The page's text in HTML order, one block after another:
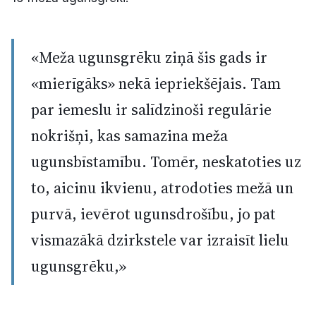
«Meža ugunsgrēku ziņā šis gads ir
«mierīgāks» nekā iepriekšējais. Tam
par iemeslu ir salīdzinoši regulārie
nokrišņi, kas samazina meža
ugunsbīstamību. Tomēr, neskatoties uz
to, aicinu ikvienu, atrodoties mežā un
purvā, ievērot ugunsdrošību, jo pat
vismazākā dzirkstele var izraisīt lielu
ugunsgrēku,»